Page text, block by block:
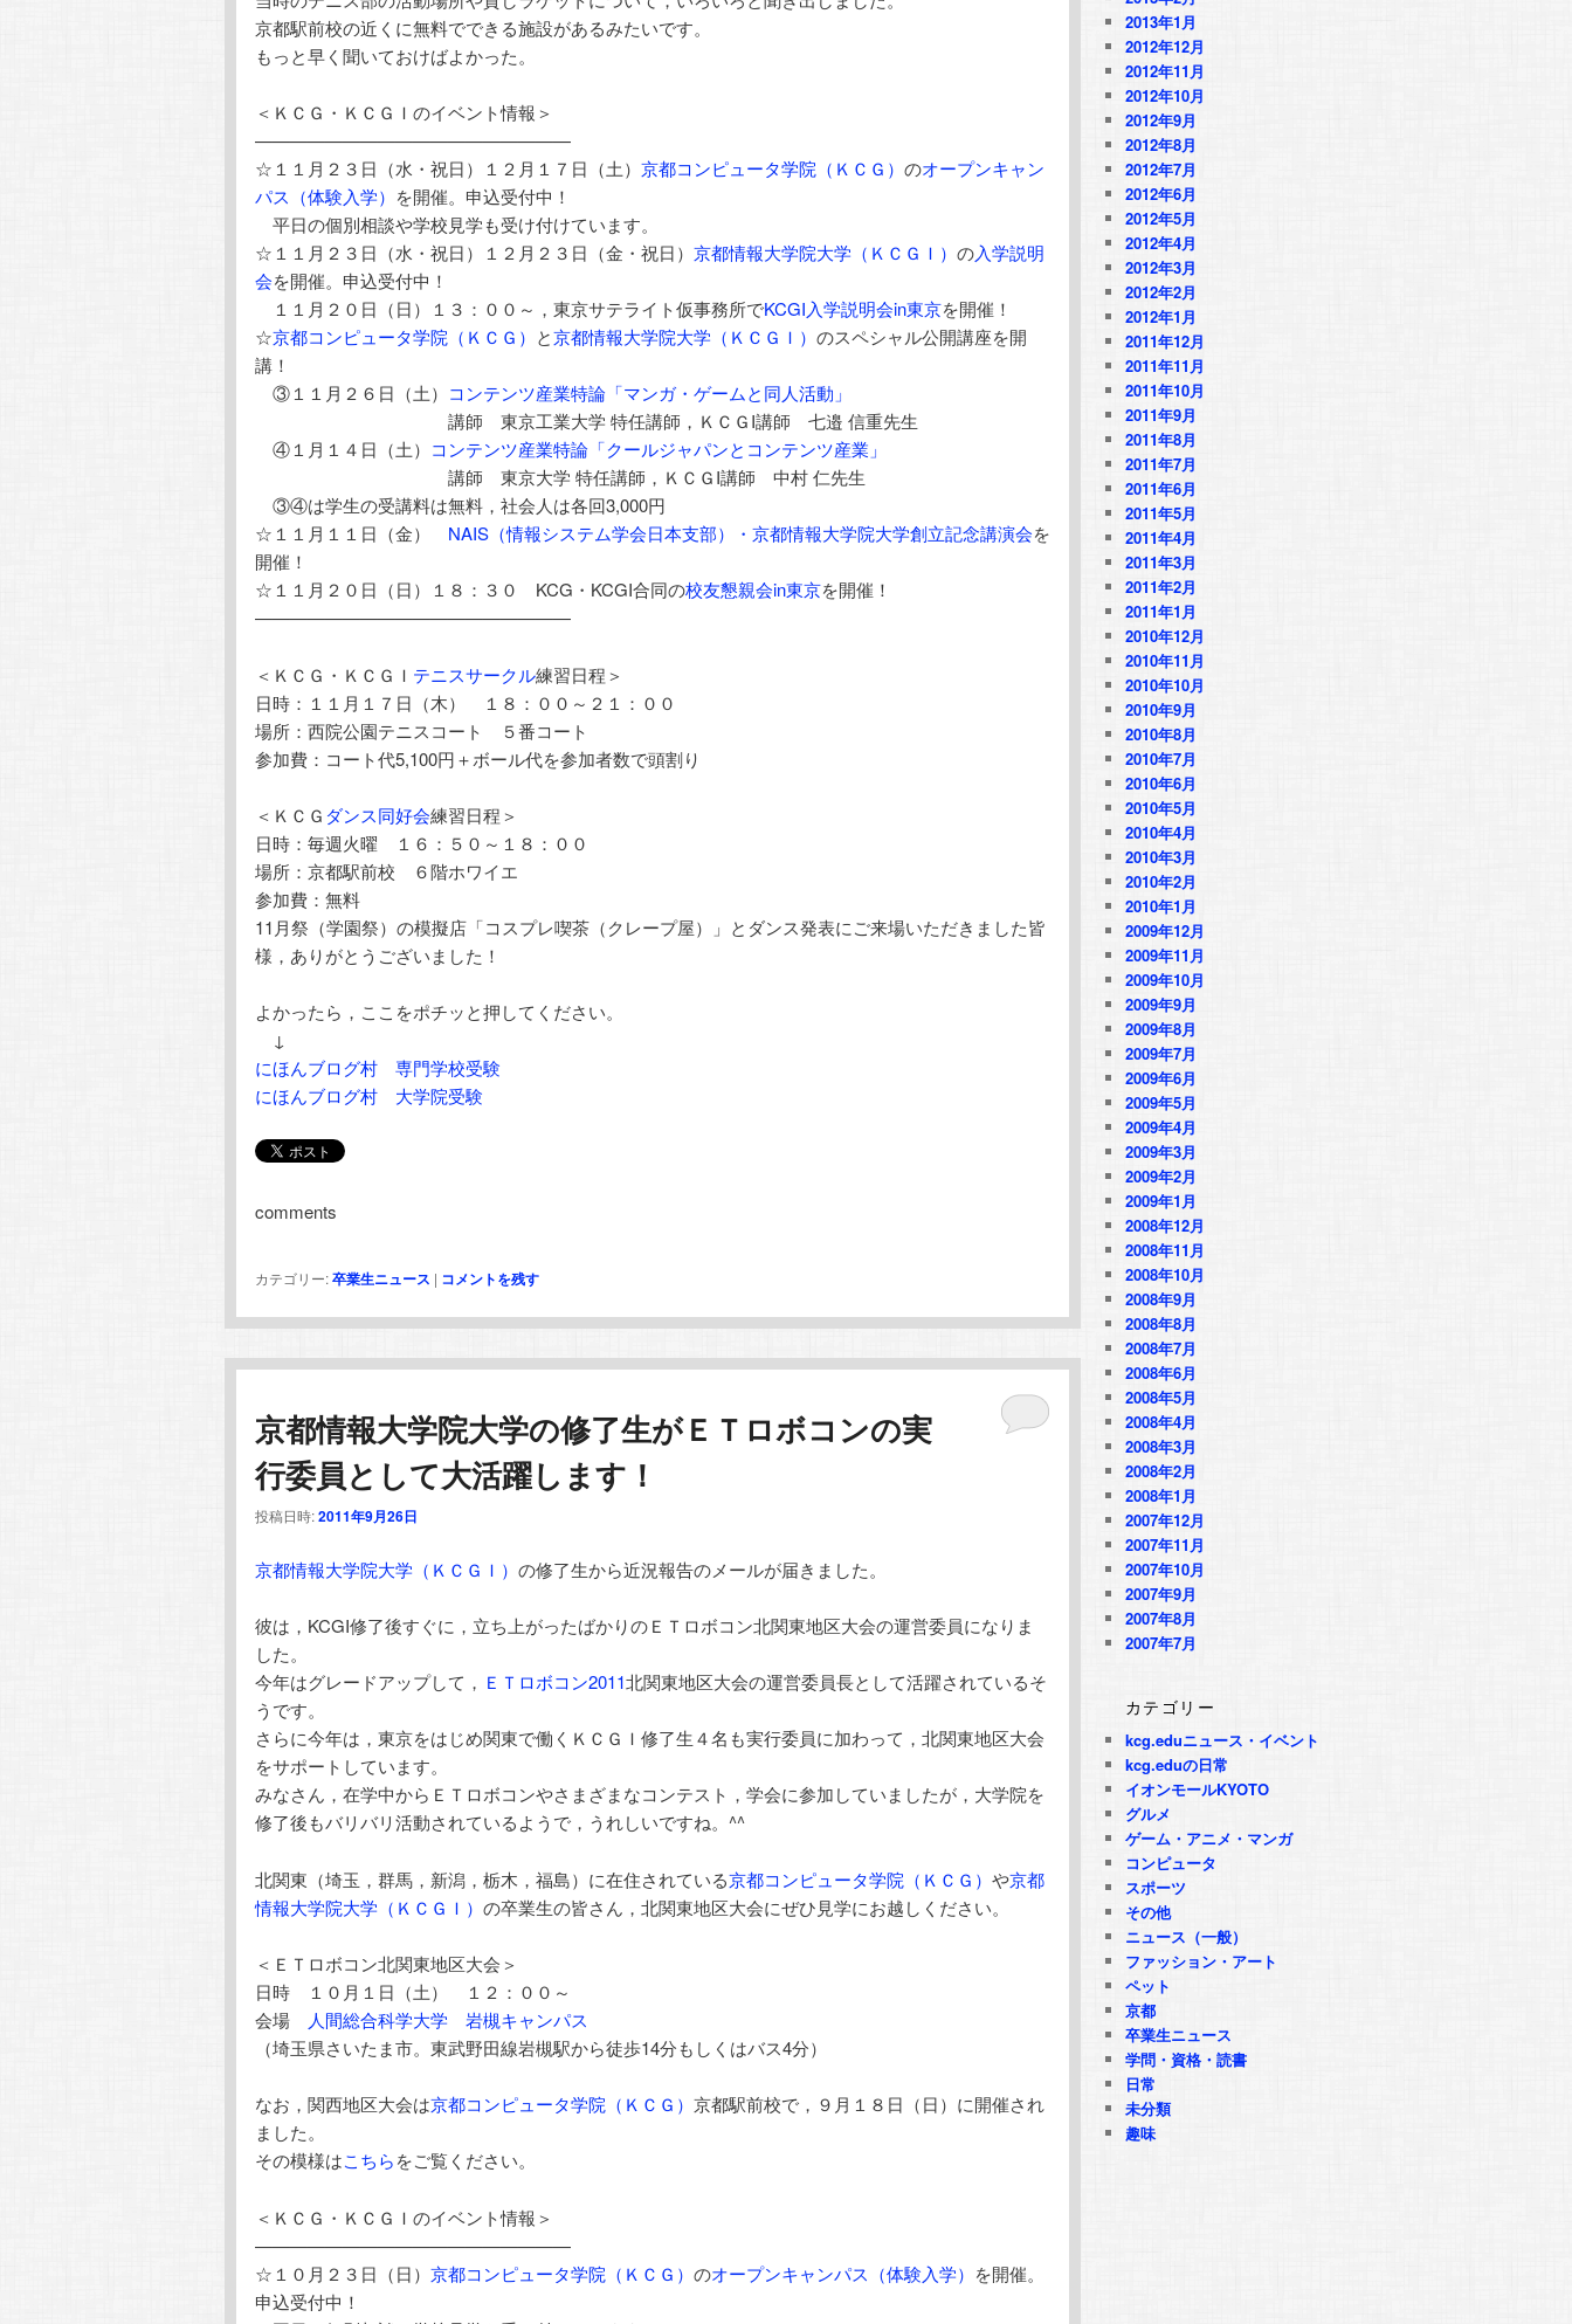
京都駅前校の近くに無料でできる施設があるみたいです。
もっと早く聞いておけばよかった。
＜ＫＣＧ・ＫＣＧＩのイベント情報＞
——————————————————
☆１１月２３日（水・祝日）１２月１７日（土） 京都コンピュータ学院（ＫＣＧ） のオープンキャン
パス（体験入学） を開催。申込受付中！
平日の個別相談や学校見学も受け付けています。
☆１１月２３日（水・祝日）１２月２３日（金・祝日） 京都情報大学院大学（ＫＣＧＩ） の入学説明
会を開催。申込受付中！
１１月２０日（日）１３：００～，東京サテライト仮事務所でKCGI入学説明会in東京を開催！
☆京都コンピュータ学院（ＫＣＧ） と京都情報大学院大学（ＫＣＧＩ） のスペシャル公開講座を開
講！
③１１月２６日（土） コンテンツ産業特論「マンガ・ゲームと同人活動」
講師 東京工業大学 特任講師，ＫＣＧI講師 七邉 信重先生
④１月１４日（土） コンテンツ産業特論「クールジャパンとコンテンツ産業」
講師 東京大学 特任講師，ＫＣＧI講師 中村 仁先生
③④は学生の受講料は無料，社会人は各回3,000円
☆１１月１１日（金） NAIS（情報システム学会日本支部）・京都情報大学院大学創立記念講演会を
開催！
☆１１月２０日（日）１８：３０ KCG・KCGI合同の校友懇親会in東京を開催！
——————————————————
＜ＫＣＧ・ＫＣＧＩ テニスサークル練習日程＞
日時：１１月１７日（木） １８：００～２１：００
場所：西院公園テニスコート ５番コート
参加費：コート代5,100円＋ボール代を参加者数で頭割り
＜ＫＣＧ ダンス同好会練習日程＞
日時：毎週火曜 １６：５０～１８：００
場所：京都駅前校 ６階ホワイエ
参加費：無料
11月祭（学園祭）の模擬店「コスプレ喫茶（クレープ屋）」とダンス発表にご来場いただきました皆
様，ありがとうございました！
よかったら，ここをポチッと押してください。
↓
にほんブログ村 専門学校受験
にほんブログ村 大学院受験
comments
カテゴリー:卒業生ニュース | コメントを残す
京都情報大学院大学の修了生がＥＴロボコンの実
行委員として大活躍します！
投稿日時:2011年9月26日
京都情報大学院大学（ＫＣＧＩ） の修了生から近況報告のメールが届きました。
彼は，KCGI修了後すぐに，立ち上がったばかりのＥＴロボコン北関東地区大会の運営委員になりま
した。
今年はグレードアップして， ＥＴロボコン2011北関東地区大会の運営委員長として活躍されているそ
うです。
さらに今年は，東京をはじめ関東で働くＫＣＧＩ修了生４名も実行委員に加わって，北関東地区大会
をサポートしています。
みなさん，在学中からＥＴロボコンやさまざまなコンテスト，学会に参加していましたが，大学院を
修了後もバリバリ活動されているようで，うれしいですね。^^
北関東（埼玉，群馬，新潟，栃木，福島）に在住されている京都コンピュータ学院（ＫＣＧ） や京都
情報大学院大学（ＫＣＧＩ） の卒業生の皆さん，北関東地区大会にぜひ見学にお越しください。
＜ＥＴロボコン北関東地区大会＞
日時 １０月１日（土） １２：００～
会場
人間総合科学大学 岩槻キャンパス
（埼玉県さいたま市。東武野田線岩槻駅から徒歩14分もしくはバス4分）
なお，関西地区大会は京都コンピュータ学院（ＫＣＧ） 京都駅前校で，９月１８日（日）に開催され
ました。
その模様はこちらをご覧ください。
＜ＫＣＧ・ＫＣＧＩのイベント情報＞
——————————————————
☆１０月２３日（日） 京都コンピュータ学院（ＫＣＧ） のオープンキャンパス（体験入学） を開催。
申込受付中！
2013年1月
2012年12月
2012年11月
2012年10月
2012年9月
2012年8月
2012年7月
2012年6月
2012年5月
2012年4月
2012年3月
2012年2月
2012年1月
2011年12月
2011年11月
2011年10月
2011年9月
2011年8月
2011年7月
2011年6月
2011年5月
2011年4月
2011年3月
2011年2月
2011年1月
2010年12月
2010年11月
2010年10月
2010年9月
2010年8月
2010年7月
2010年6月
2010年5月
2010年4月
2010年3月
2010年2月
2010年1月
2009年12月
2009年11月
2009年10月
2009年9月
2009年8月
2009年7月
2009年6月
2009年5月
2009年4月
2009年3月
2009年2月
2009年1月
2008年12月
2008年11月
2008年10月
2008年9月
2008年8月
2008年7月
2008年6月
2008年5月
2008年4月
2008年3月
2008年2月
2008年1月
2007年12月
2007年11月
2007年10月
2007年9月
2007年8月
2007年7月
カテゴリー
kcg.eduニュース・イベント
kcg.eduの日常
イオンモールKYOTO
グルメ
ゲーム・アニメ・マンガ
コンピュータ
スポーツ
その他
ニュース（一般）
ファッション・アート
ペット
京都
卒業生ニュース
学問・資格・読書
日常
未分類
趣味